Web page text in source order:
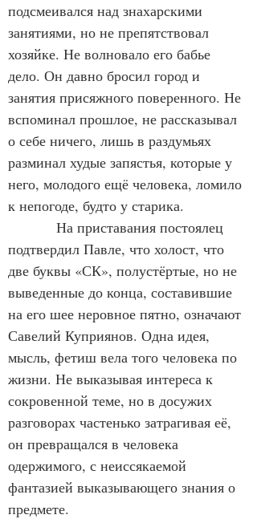
подсмеивался над знахарскими
занятиями, но не препятствовал
хозяйке. Не волновало его бабье
дело. Он давно бросил город и
занятия присяжного поверенного. Не
вспоминал прошлое, не рассказывал
о себе ничего, лишь в раздумьях
разминал худые запястья, которые у
него, молодого ещё человека, ломило
к непогоде, будто у старика.
подтвердил Павле, что холост, что
две буквы «СК», полустёртые, но не
выведенные до конца, составившие
на его шее неровное пятно, означают
Савелий Куприянов. Одна идея,
мысль, фетиш вела того человека по
жизни. Не выказывая интереса к
сокровенной теме, но в досужих
разговорах частенько затрагивая её,
он превращался в человека
одержимого, с неиссякаемой
фантазией выказывающего знания о
предмете.